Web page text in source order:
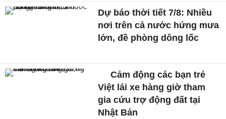
Dự báo thời tiết 7/8: Nhiều
nơi trên cả nước hứng mưa
lớn, đề phòng dông lốc
Cảm động các bạn trẻ
Việt lái xe hàng giờ tham
gia cứu trợ động đất tại
Nhật Bản